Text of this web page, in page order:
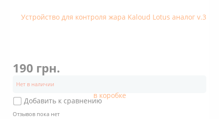
Дно внутри: С пупырышками
190 грн.
Нет в наличии
Добавить к сравнению
Отзывов пока нет